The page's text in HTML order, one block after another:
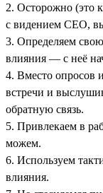
2. Осторожно (это
с видением СЕО,
3. Определяем
влияния — с неё
4. Вместо опросов
встречи и
обратную связь.
5. Привлекаем в
можем.
6. Используем
влияния.